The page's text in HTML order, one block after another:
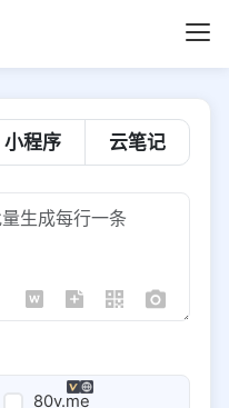
小程序 云笔记
80v.me